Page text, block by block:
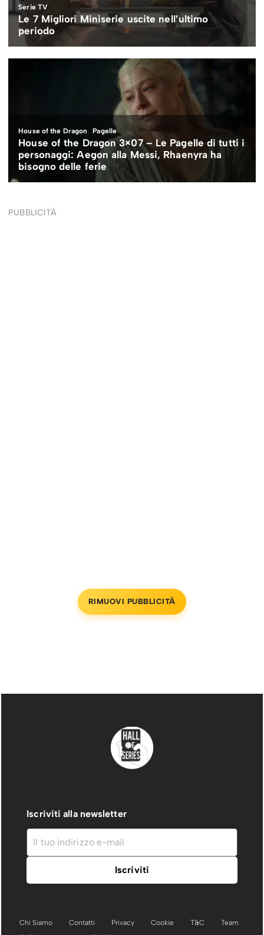
PUBBLICITÀ
RIMUOVI PUBBLICITÀ
Iscriviti alla newsletter
Chi Siamo Contatti Privacy Cookie T&C
Team